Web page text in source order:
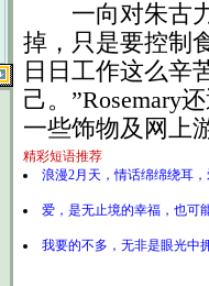
一向对朱古力
掉，只是要控制
日日工作这么辛
己。”Rosemary
一些饰物及网上
精彩短语推荐
浪漫2月天，情话绵绵绕耳
爱，是无止境的幸福，也
我要的不多，无非是眼光